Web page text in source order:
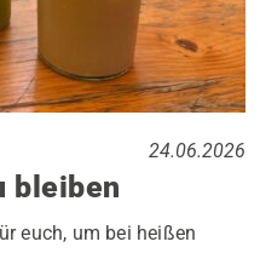
24.06.2026
bleiben
euch, um bei heißen